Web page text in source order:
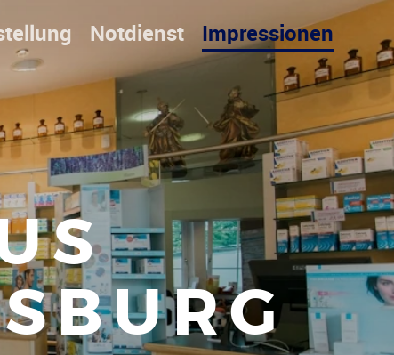
Notdienst Impressionen